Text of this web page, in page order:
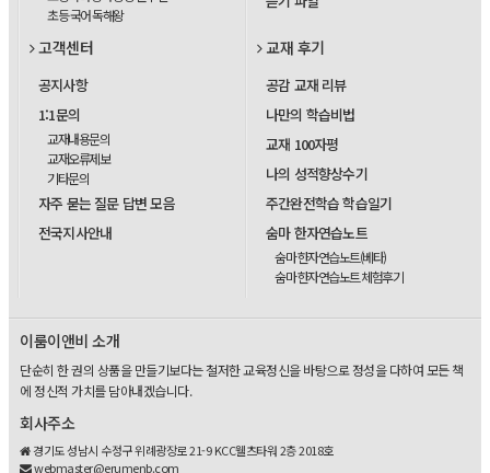
초등 국어 독해왕
고객센터
공지사항
1:1문의
교재내용문의
교재오류제보
기타문의
자주 묻는 질문 답변 모음
전국지사안내
교재 후기
공감 교재 리뷰
나만의 학습비법
교재 100자평
나의 성적향상수기
주간완전학습 학습일기
숨마 한자연습노트
숨마 한자연습노트(베타)
숨마 한자연습노트 체험후기
이룸이앤비 소개
단순히 한 권의 상품을 만들기보다는 철저한 교육정신을 바탕으로 정성을 다하여 모든 책
에 정신적 가치를 담아내겠습니다.
회사주소
경기도 성남시 수정구 위례광장로 21-9 KCC웰츠타워 2층 2018호
webmaster@erumenb.com